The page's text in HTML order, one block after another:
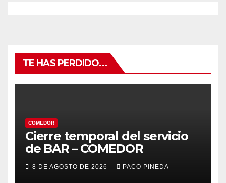
TE HAS PERDIDO...
COMEDOR
Cierre temporal del servicio
de BAR – COMEDOR
8 DE AGOSTO DE 2026 PACO PINEDA